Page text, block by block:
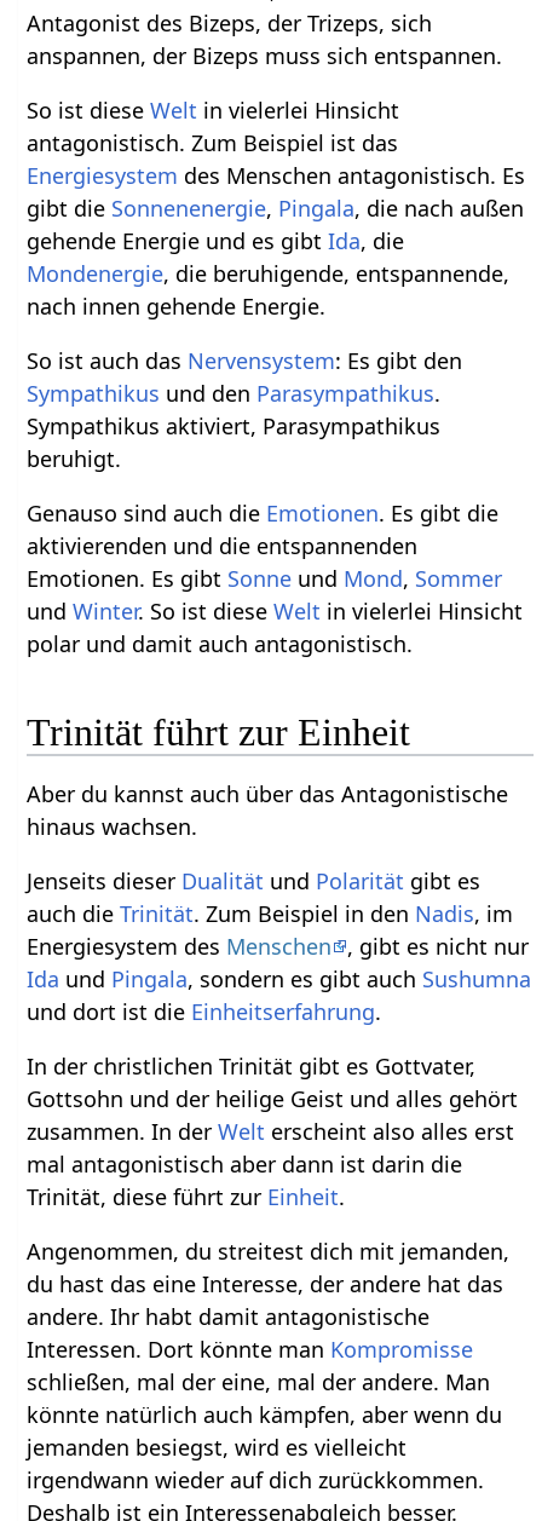
Antagonist des Bizeps, der Trizeps, sich
anspannen, der Bizeps muss sich entspannen.
So ist dieseWelt in vielerlei Hinsicht
antagonistisch. Zum Beispiel ist das
Energiesystem des Menschen antagonistisch. Es
gibt die Sonnenenergie, Pingala, die nach außen
gehende Energie und es gibtIda, die
Mondenergie, die beruhigende, entspannende,
nach innen gehende Energie.
So ist auch das Nervensystem: Es gibt den
Sympathikus und den Parasympathikus.
Sympathikus aktiviert, Parasympathikus
beruhigt.
Genauso sind auch die Emotionen. Es gibt die
aktivierenden und die entspannenden
Emotionen. Es gibt Sonne und Mond, Sommer
undWinter. So ist dieseWelt in vielerlei Hinsicht
polar und damit auch antagonistisch.
Trinität führt zur Einheit
Aber du kannst auch über das Antagonistische
hinaus wachsen.
Jenseits dieser Dualität und Polarität gibt es
auch dieTrinität. Zum Beispiel in den Nadis, im
Energiesystem des Menschen
, gibt es nicht nur
Ida und Pingala, sondern es gibt auch Sushumna
und dort ist die Einheitserfahrung.
In der christlichen Trinität gibt es Gottvater,
Gottsohn und der heilige Geist und alles gehört
zusammen. In derWelt erscheint also alles erst
mal antagonistisch aber dann ist darin die
Trinität, diese führt zur Einheit.
Angenommen, du streitest dich mit jemanden,
du hast das eine Interesse, der andere hat das
andere. Ihr habt damit antagonistische
Interessen. Dort könnte man Kompromisse
schließen, mal der eine, mal der andere. Man
könnte natürlich auch kämpfen, aber wenn du
jemanden besiegst, wird es vielleicht
irgendwann wieder auf dich zurückkommen.
Deshalb ist ein Interessenabgleich besser.